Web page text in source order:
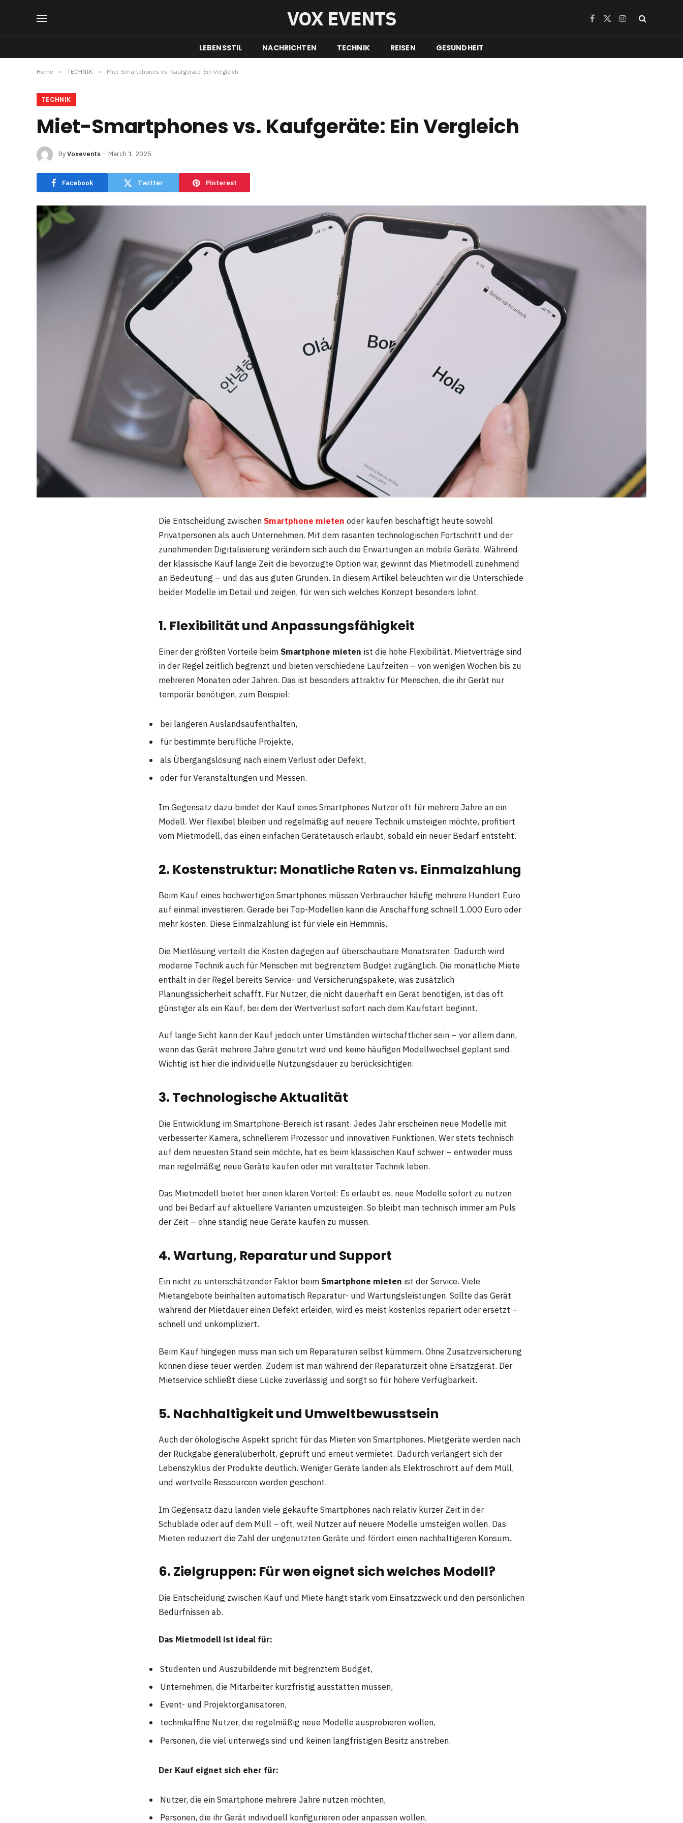
VOX EVENTS Facebook
X
Instagram
LEBENSSTIL NACHRICHTEN TECHNIK REISEN GESUNDHEIT
Home » TECHNIK » Miet-Smartphones vs. Kaufgeräte: Ein Vergleich
TECHNIK
Miet-Smartphones vs. Kaufgeräte: Ein Vergleich
ByVoxevents March 1, 2025
Facebook Twitter Pinterest
Die Entscheidung zwischenSmartphone mieten oder kaufen beschäftigt heute sowohl
Privatpersonen als auch Unternehmen. Mit dem rasanten technologischen Fortschritt und der
zunehmenden Digitalisierung verändern sich auch die Erwartungen an mobile Geräte. Während
der klassische Kauf lange Zeit die bevorzugte Option war, gewinnt das Mietmodell zunehmend
an Bedeutung – und das aus guten Gründen. In diesem Artikel beleuchten wir die Unterschiede
beider Modelle im Detail und zeigen, für wen sich welches Konzept besonders lohnt.
1. Flexibilität und Anpassungsfähigkeit
Einer der größten Vorteile beimSmartphone mieten ist die hohe Flexibilität. Mietverträge sind
in der Regel zeitlich begrenzt und bieten verschiedene Laufzeiten – von wenigen Wochen bis zu
mehreren Monaten oder Jahren. Das ist besonders attraktiv für Menschen, die ihr Gerät nur
temporär benötigen, zum Beispiel:
bei längeren Auslandsaufenthalten,
für bestimmte berufliche Projekte,
als Übergangslösung nach einem Verlust oder Defekt,
oder für Veranstaltungen und Messen.
Im Gegensatz dazu bindet der Kauf eines Smartphones Nutzer oft für mehrere Jahre an ein
Modell. Wer flexibel bleiben und regelmäßig auf neuere Technik umsteigen möchte, profitiert
vom Mietmodell, das einen einfachen Gerätetausch erlaubt, sobald ein neuer Bedarf entsteht.
2. Kostenstruktur: Monatliche Raten vs. Einmalzahlung
Beim Kauf eines hochwertigen Smartphones müssen Verbraucher häufig mehrere Hundert Euro
auf einmal investieren. Gerade bei Top-Modellen kann die Anschaffung schnell 1.000 Euro oder
mehr kosten. Diese Einmalzahlung ist für viele ein Hemmnis.
Die Mietlösung verteilt die Kosten dagegen auf überschaubare Monatsraten. Dadurch wird
moderne Technik auch für Menschen mit begrenztem Budget zugänglich. Die monatliche Miete
enthält in der Regel bereits Service- und Versicherungspakete, was zusätzlich
Planungssicherheit schafft. Für Nutzer, die nicht dauerhaft ein Gerät benötigen, ist das oft
günstiger als ein Kauf, bei dem der Wertverlust sofort nach dem Kaufstart beginnt.
Auf lange Sicht kann der Kauf jedoch unter Umständen wirtschaftlicher sein – vor allem dann,
wenn das Gerät mehrere Jahre genutzt wird und keine häufigen Modellwechsel geplant sind.
Wichtig ist hier die individuelle Nutzungsdauer zu berücksichtigen.
3. Technologische Aktualität
Die Entwicklung im Smartphone-Bereich ist rasant. Jedes Jahr erscheinen neue Modelle mit
verbesserter Kamera, schnellerem Prozessor und innovativen Funktionen. Wer stets technisch
auf dem neuesten Stand sein möchte, hat es beim klassischen Kauf schwer – entweder muss
man regelmäßig neue Geräte kaufen oder mit veralteter Technik leben.
Das Mietmodell bietet hier einen klaren Vorteil: Es erlaubt es, neue Modelle sofort zu nutzen
und bei Bedarf auf aktuellere Varianten umzusteigen. So bleibt man technisch immer am Puls
der Zeit – ohne ständig neue Geräte kaufen zu müssen.
4. Wartung, Reparatur und Support
Ein nicht zu unterschätzender Faktor beimSmartphone mieten ist der Service. Viele
Mietangebote beinhalten automatisch Reparatur- und Wartungsleistungen. Sollte das Gerät
während der Mietdauer einen Defekt erleiden, wird es meist kostenlos repariert oder ersetzt –
schnell und unkompliziert.
Beim Kauf hingegen muss man sich um Reparaturen selbst kümmern. Ohne Zusatzversicherung
können diese teuer werden. Zudem ist man während der Reparaturzeit ohne Ersatzgerät. Der
Mietservice schließt diese Lücke zuverlässig und sorgt so für höhere Verfügbarkeit.
5. Nachhaltigkeit und Umweltbewusstsein
Auch der ökologische Aspekt spricht für das Mieten von Smartphones. Mietgeräte werden nach
der Rückgabe generalüberholt, geprüft und erneut vermietet. Dadurch verlängert sich der
Lebenszyklus der Produkte deutlich. Weniger Geräte landen als Elektroschrott auf dem Müll,
und wertvolle Ressourcen werden geschont.
Im Gegensatz dazu landen viele gekaufte Smartphones nach relativ kurzer Zeit in der
Schublade oder auf dem Müll – oft, weil Nutzer auf neuere Modelle umsteigen wollen. Das
Mieten reduziert die Zahl der ungenutzten Geräte und fördert einen nachhaltigeren Konsum.
6. Zielgruppen: Für wen eignet sich welches Modell?
Die Entscheidung zwischen Kauf und Miete hängt stark vom Einsatzzweck und den persönlichen
Bedürfnissen ab.
Das Mietmodell ist ideal für:
Studenten und Auszubildende mit begrenztem Budget,
Unternehmen, die Mitarbeiter kurzfristig ausstatten müssen,
Event- und Projektorganisatoren,
technikaffine Nutzer, die regelmäßig neue Modelle ausprobieren wollen,
Personen, die viel unterwegs sind und keinen langfristigen Besitz anstreben.
Der Kauf eignet sich eher für:
Nutzer, die ein Smartphone mehrere Jahre nutzen möchten,
Personen, die ihr Gerät individuell konfigurieren oder anpassen wollen,